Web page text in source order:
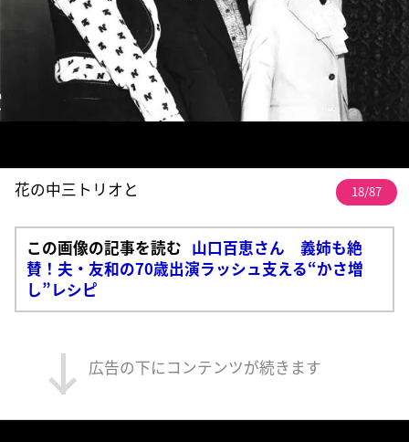
花の中三トリオと 18/87
この画像の記事を読む 山口百恵さん 義姉も絶
賛！夫・友和の70歳出演ラッシュ支える“かさ増
し”レシピ
広告の下にコンテンツが続きます